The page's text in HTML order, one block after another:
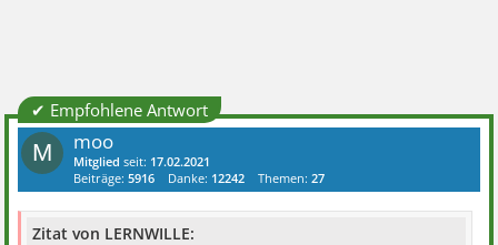
✔ Empfohlene Antwort
M moo
Mitglied seit: 17.02.2021
Beiträge:5916 Danke: 12242 Themen:27
Zitat von LERNWILLE: